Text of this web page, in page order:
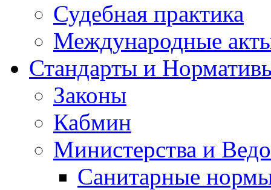
Судебная практика
Международные
Стандарты и
Законы
Кабмин
Министерства и
Санитарные